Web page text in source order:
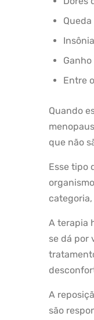
Entre
Quando
que não
Esse tipo
A terapia
se dá por
A
são